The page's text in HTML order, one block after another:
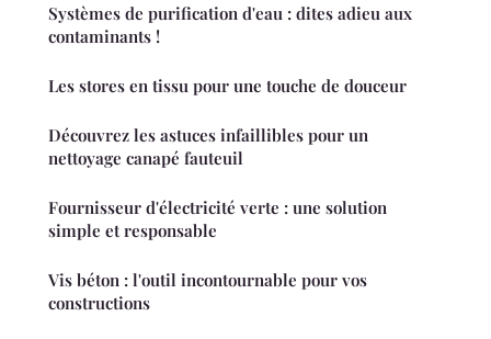
Systèmes de purification d'eau : dites adieu aux
contaminants !
Les stores en tissu pour une touche de douceur
Découvrez les astuces infaillibles pour un
nettoyage canapé fauteuil
Fournisseur d'électricité verte : une solution
simple et responsable
Vis béton : l'outil incontournable pour vos
constructions